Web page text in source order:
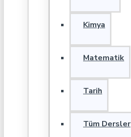
Kimya
Matematik
Tarih
Tüm Dersler